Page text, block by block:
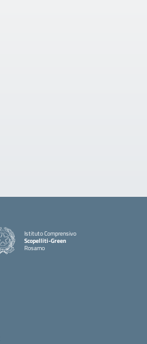
Istituto Comprensivo
Scopelliti-Green
Rosarno